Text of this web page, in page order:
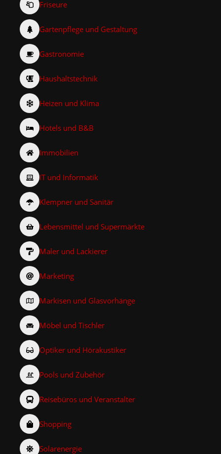
Friseure
Gartenpflege und Gestaltung
Gastronomie
Haushaltstechnik
Heizen und Klima
Hotels und B&B
Immobilien
IT und Informatik
Klempner und Sanitär
Lebensmittel und Supermärkte
Maler und Lackierer
Marketing
Markisen und Glasvorhänge
Möbel und Tischler
Optiker und Hörakustiker
Pools und Zubehör
Reisebüros und Veranstalter
Shopping
Solarenergie